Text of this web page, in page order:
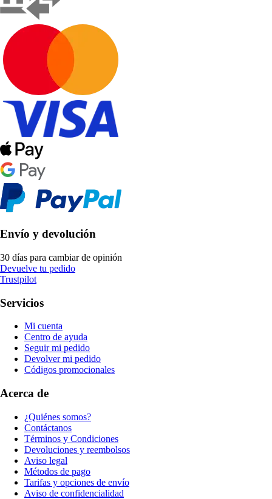
Envío y devolución
30 días para cambiar de opinión
Devuelve tu pedido
Trustpilot
Servicios
Mi cuenta
Centro de ayuda
Seguir mi pedido
Devolver mi pedido
Códigos promocionales
Acerca de
¿Quiénes somos?
Contáctanos
Términos y Condiciones
Devoluciones y reembolsos
Aviso legal
Métodos de pago
Tarifas y opciones de envío
Aviso de confidencialidad